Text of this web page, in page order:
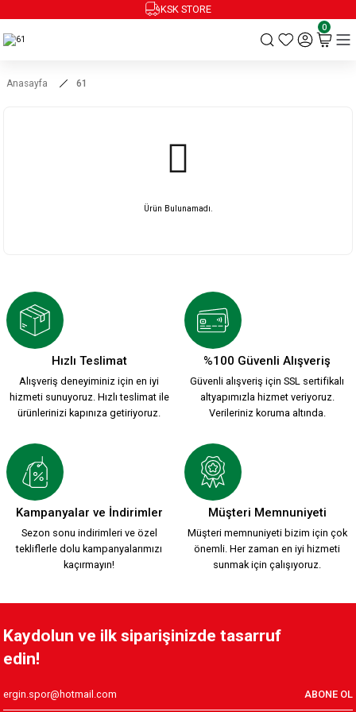
KSK STORE
0
Anasayfa 61
Ürün Bulunamadı.
Hızlı Teslimat
Alışveriş deneyiminiz için en iyi
hizmeti sunuyoruz. Hızlı teslimat ile
ürünlerinizi kapınıza getiriyoruz.
%100 Güvenli Alışveriş
Güvenli alışveriş için SSL sertifikalı
altyapımızla hizmet veriyoruz.
Verileriniz koruma altında.
Kampanyalar ve İndirimler
Sezon sonu indirimleri ve özel
tekliflerle dolu kampanyalarımızı
kaçırmayın!
Müşteri Memnuniyeti
Müşteri memnuniyeti bizim için çok
önemli. Her zaman en iyi hizmeti
sunmak için çalışıyoruz.
Kaydolun ve ilk siparişinizde tasarruf
edin!
ABONE OL